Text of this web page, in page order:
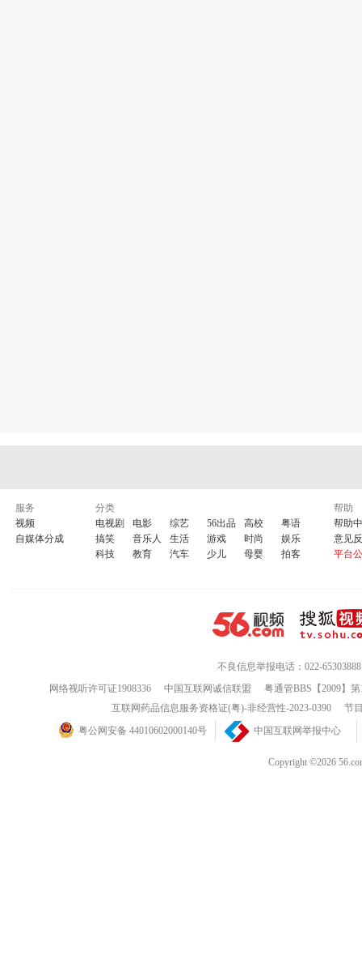
服务
视频
自媒体分成
分类
电视剧
电影 综艺 56出品 高校
粤语
搞笑
音乐人 生活 游戏 时尚
娱乐
科技
教育 汽车 少儿 母婴 拍客
帮助
帮助
意见
平台
不良信息举报电话：022-65303888
网络视听许可证1908336
中国互联网诚信联盟
粤通管BBS【2009】
互联网药品信息服务资格证(粤)-非经营性-2023-0390
节
粤公网安备 44010602000140号
中国互联网举报中心
Copyright ©2026